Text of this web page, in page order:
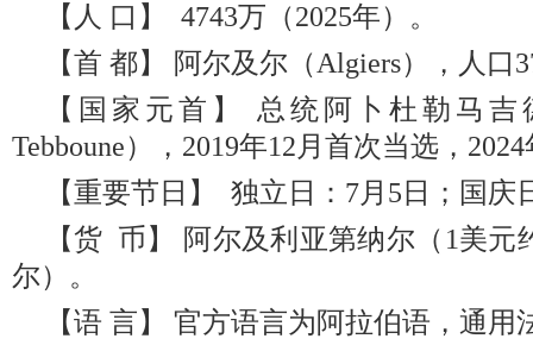
【人 口】 4743万（2025年）。
【首 都】 阿尔及尔（Algiers），人口
【国家元首】 总统阿卜杜勒马吉
Tebboune），2019年12月首次当选，
【重要节日】 独立日：7月5日；国庆
【货 币】 阿尔及利亚第纳尔（1美元
尔）。
【语 言】 官方语言为阿拉伯语，通用